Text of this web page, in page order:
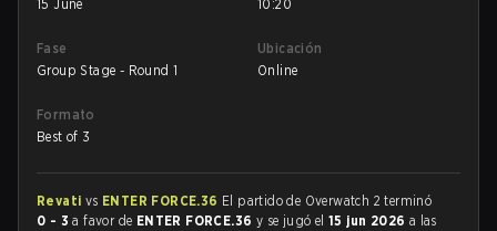
15 June
10:20
Fase
Group Stage - Round 1
Ubicación
Online
Formato
Best of 3
Revati vs ENTER FORCE.36 El partido de Overwatch 2 terminó
0 - 3 a favor de ENTER FORCE.36 y se jugó el15 jun 2026 a las